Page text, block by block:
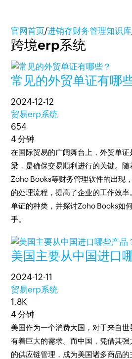
官网首页/进销存财务管理知识库
跨境erp系统
常见的外贸单证有哪
2024-12-12
贸易erp系统
654
4 分钟
在国际贸易的广阔舞台上，外贸单
梁，是确保交易顺利进行的关键。随
Zoho Books等财务管理软件的出现
的处理流程，提高了企业的工作效
单证的种类，并探讨Zoho Books如
手。
美国主要从中国进口
2024-12-11
贸易erp系统
1.8K
4 分钟
美国作为一个消费大国，对于来自
有着巨大的需求。而中国，凭借其
的供应链管理，成为美国诸多商品